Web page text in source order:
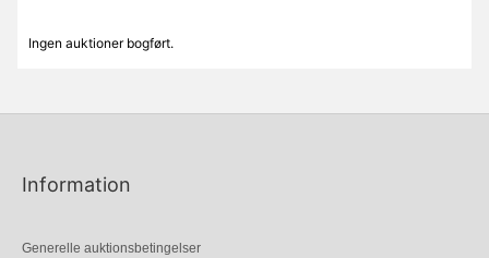
Ingen auktioner bogført.
Information
Generelle auktionsbetingelser